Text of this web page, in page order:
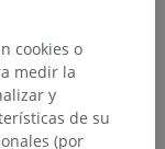
cookies o
medir la
y
de su
(por